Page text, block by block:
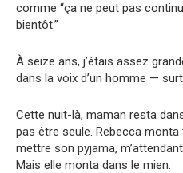
comme “ça ne peut pas
bientôt.”
À seize ans, j’étais assez
dans la voix d’un homme —
Cette nuit-là, maman resta
pas être seule. Rebecca monta
mettre son pyjama,
Mais elle monta dans le mien.